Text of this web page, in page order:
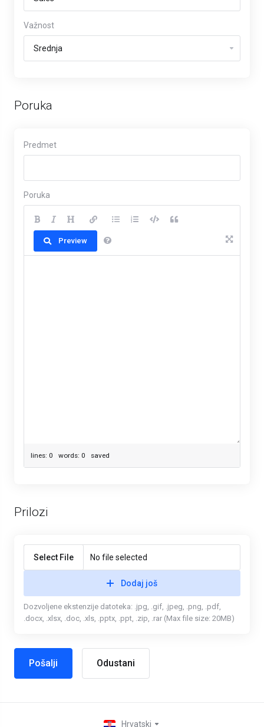
Važnost
Poruka
Predmet
Poruka
Preview
lines: 0 words: 0 saved
Prilozi
Select File No file selected
Dodaj još
Dozvoljene ekstenzije datoteka: .jpg, .gif, .jpeg, .png, .pdf,
.docx, .xlsx, .doc, .xls, .pptx, .ppt, .zip, .rar (Max file size: 20MB)
Odustani
Hrvatski